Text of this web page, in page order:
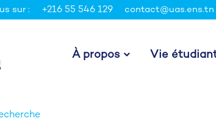
sur : +216 55 546 129 contact@uas.ens.tn
À propos Vie